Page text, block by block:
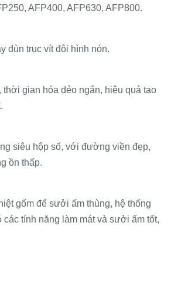
AFP400, AFP630, AFP800.
đùn trục vít đôi hình nón.
thời gian hóa dẻo ngắn, hiệu quả tạo
siêu hộp số, với đường viền đẹp,
ồn thấp.
gốm để sưởi ấm thùng, hệ thống
các tính năng làm mát và sưởi ấm tốt,